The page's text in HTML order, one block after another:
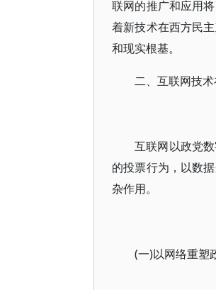
联网的推广和应用
着新技术在西方民
和现实根基。
二、互联网技
互联网以政党
的投票行为，以数
杂作用。
(一)以网络重塑